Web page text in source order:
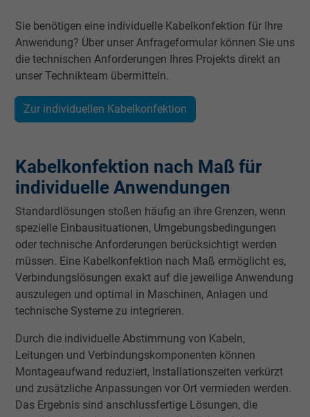
Sie benötigen eine individuelle Kabelkonfektion für Ihre
Anwendung? Über unser Anfrageformular können Sie uns
die technischen Anforderungen Ihres Projekts direkt an
unser Technikteam übermitteln.
Zur individuellen Kabelkonfektion
Kabelkonfektion nach Maß für
individuelle Anwendungen
Standardlösungen stoßen häufig an ihre Grenzen, wenn
spezielle Einbausituationen, Umgebungsbedingungen
oder technische Anforderungen berücksichtigt werden
müssen. Eine Kabelkonfektion nach Maß ermöglicht es,
Verbindungslösungen exakt auf die jeweilige Anwendung
auszulegen und optimal in Maschinen, Anlagen und
technische Systeme zu integrieren.
Durch die individuelle Abstimmung von Kabeln,
Leitungen und Verbindungskomponenten können
Montageaufwand reduziert, Installationszeiten verkürzt
und zusätzliche Anpassungen vor Ort vermieden werden.
Das Ergebnis sind anschlussfertige Lösungen, die